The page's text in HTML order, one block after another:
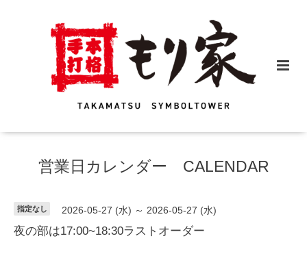
営業日カレンダー CALENDAR
指定なし 2026-05-27 (水) ～ 2026-05-27 (水)
夜の部は17:00~18:30ラストオーダー